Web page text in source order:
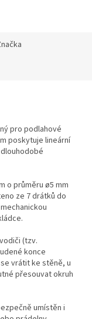
pro podlahové
poskytuje lineární
o průměru ø5 mm
ze 7 drátků do
(tzv.
konce
vrátit ke stěně, u
přesouvat okruh
umístěn i